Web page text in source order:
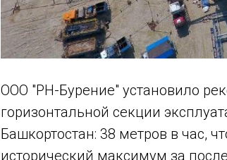
ООО "РН-Бурение" установило
горизонтальной секции
Башкортостан: 38 метров в час,
исторический максимум за